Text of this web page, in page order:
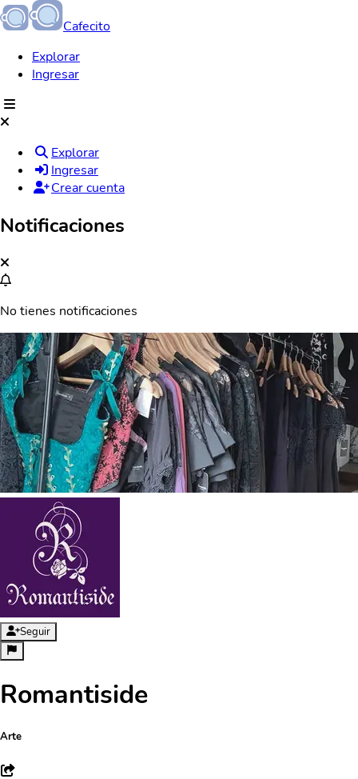
Cafecito
Explorar
Ingresar
Explorar
Ingresar
Crear cuenta
Notificaciones
No tienes notificaciones
Seguir
Romantiside
Arte